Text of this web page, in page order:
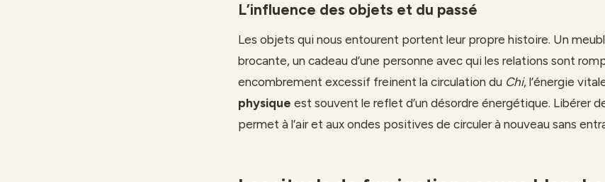
L’influence des objets et du passé
Les objets qui nous entourent portent leur propre histoire. Un
brocante, un cadeau d’une personne avec qui les relations sont
encombrement excessif freinent la circulation du Chi, l’énergie
physique est souvent le reflet d’un désordre énergétique. Libérer
permet à l’air et aux ondes positives de circuler à nouveau sans